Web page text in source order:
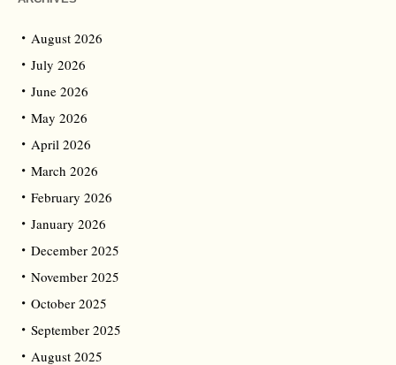
August 2026
July 2026
June 2026
May 2026
April 2026
March 2026
February 2026
January 2026
December 2025
November 2025
October 2025
September 2025
August 2025